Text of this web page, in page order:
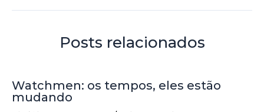
Posts relacionados
Watchmen: os tempos, eles estão
mudando